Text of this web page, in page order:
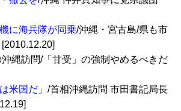
に海兵隊が同乗/沖縄・宮古島/県も市
縄訪問/「甘受」の強制やめるべきだ
米国だ」 /首相沖縄訪問 市田書記局長